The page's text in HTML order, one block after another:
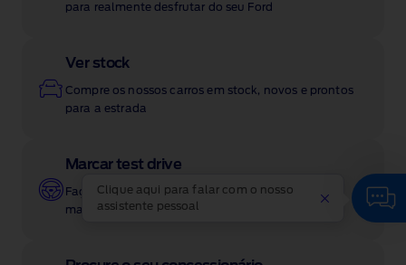
para realmente desfrutar do seu Ford
Ver stock
Compre os nossos carros em stock, novos e prontos
para a estrada
Marcar test drive
Faça um test drive ao seu novo Ford no momento
mais conveniente para si
Clique aqui para falar com o nosso
assistente pessoal